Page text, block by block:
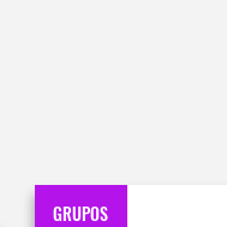
GRUPOS